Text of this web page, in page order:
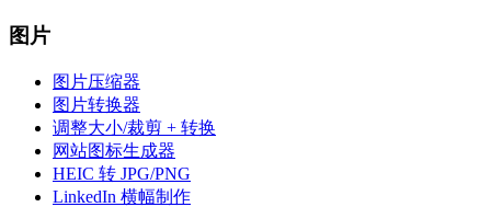
图片
图片压缩器
图片转换器
调整大小/裁剪 + 转换
网站图标生成器
HEIC 转 JPG/PNG
LinkedIn 横幅制作